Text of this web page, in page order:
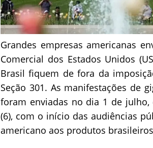
Grandes empresas americanas
Comercial dos Estados Unidos
Brasil fiquem de fora da
Seção 301. As manifestações de
foram enviadas no dia 1 de
(6), com o início das audiências
americano aos produtos